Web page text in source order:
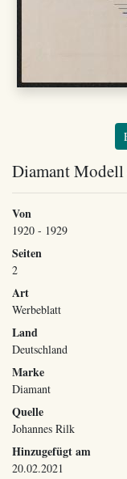
Diamant Modell
Von
1920 - 1929
Seiten
2
Art
Werbeblatt
Land
Deutschland
Marke
Diamant
Quelle
Johannes Rilk
Hinzugefügt am
20.02.2021